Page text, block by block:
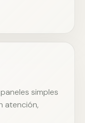
simples
atención,